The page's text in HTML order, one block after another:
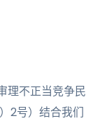
理不正当竞争民
2号）结合我们